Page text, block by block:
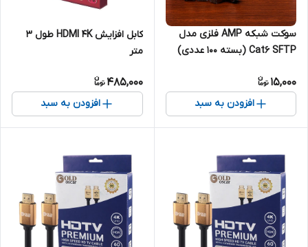
سوکت شبکه AMP فلزی مدل
Cat6 SFTP (بسته 100 عددی)
15,000
افزودن به سبد
کابل افزایش HDMI 4K طول 3
متر
485,000
افزودن به سبد